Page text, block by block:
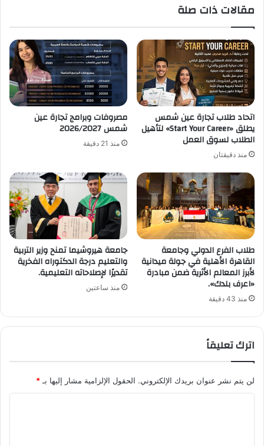
مقالات ذات صلة
اتحاد طلاب تجارة عين شمس
يطلق «Start Your Career» لتأهيل
الطلاب لسوق العمل
منذ دقيقتان
مصروفات وبرامج تجارة عين
شمس 2026/2027
منذ 21 دقيقة
طلاب الفرع الدولي وجامعة
القاهرة الأهلية في جولة ميدانية
لأبرز المعالم الأثرية ضمن مبادرة
«اعرف بلدك».
منذ 43 دقيقة
جامعة هيروشيما تمنح وزير التربية
والتعليم درجة الدكتوراه الفخرية
تقديرًا لإصلاحاته التعليمية.
منذ ساعتين
اترك تعليقاً
لن يتم نشر عنوان بريدك الإلكتروني. الحقول الإلزامية مشار إليها بـ *